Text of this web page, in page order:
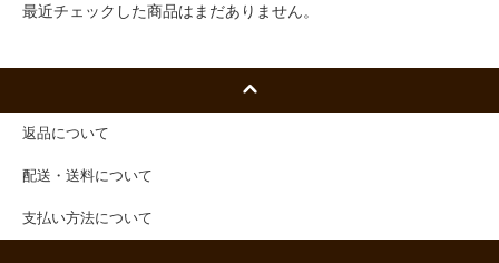
最近チェックした商品はまだありません。
返品について
配送・送料について
支払い方法について